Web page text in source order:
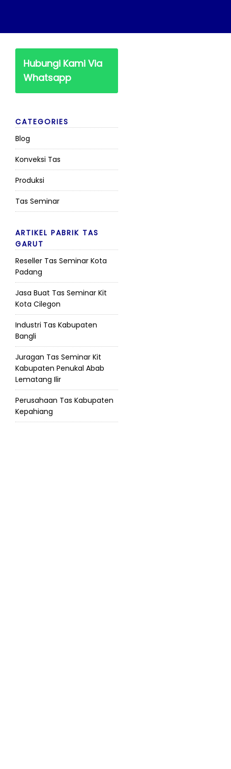
Hubungi Kami Via
Whatsapp
CATEGORIES
Blog
Konveksi Tas
Produksi
Tas Seminar
ARTIKEL PABRIK TAS
GARUT
Reseller Tas Seminar Kota
Padang
Jasa Buat Tas Seminar Kit
Kota Cilegon
Industri Tas Kabupaten
Bangli
Juragan Tas Seminar Kit
Kabupaten Penukal Abab
Lematang Ilir
Perusahaan Tas Kabupaten
Kepahiang